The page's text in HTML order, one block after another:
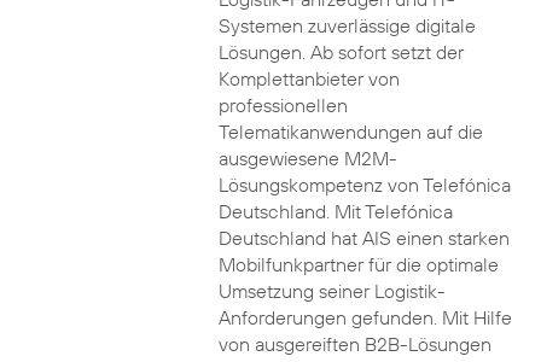
Systemen zuverlässige digitale
Lösungen. Ab sofort setzt der
Komplettanbieter von
professionellen
Telematikanwendungen auf die
ausgewiesene M2M-
Lösungskompetenz von Telefónica
Deutschland. Mit Telefónica
Deutschland hat AIS einen starken
Mobilfunkpartner für die optimale
Umsetzung seiner Logistik-
Anforderungen gefunden. Mit Hilfe
von ausgereiften B2B-Lösungen